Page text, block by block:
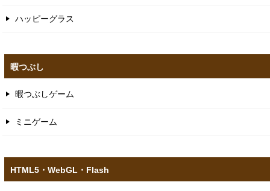
ハッピーグラス
暇つぶし
暇つぶしゲーム
ミニゲーム
HTML5​・WebGL​・Flash